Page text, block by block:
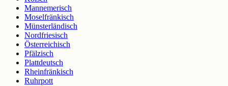
Mannemerisch
Moselfränkisch
Münsterländisch
Nordfriesisch
Österreichisch
Pfälzisch
Plattdeutsch
Rheinfränkisch
Ruhrpott